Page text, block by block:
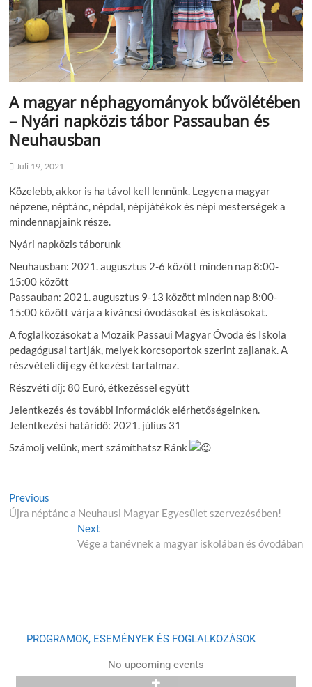
A magyar néphagyományok bűvölétében
– Nyári napközis tábor Passauban és
Neuhausban
Juli 19, 2021
Közelebb, akkor is ha távol kell lennünk. Legyen a magyar
népzene, néptánc, népdal, népijátékok és népi mesterségek a
mindennapjaink része.
Nyári napközis táborunk
Neuhausban: 2021. augusztus 2-6 között minden nap 8:00-
15:00 között
Passauban: 2021. augusztus 9-13 között minden nap 8:00-
15:00 között várja a kíváncsi óvodásokat és iskolásokat.
A foglalkozásokat a Mozaik Passaui Magyar Óvoda és Iskola
pedagógusai tartják, melyek korcsoportok szerint zajlanak. A
részvételi díj egy étkezést tartalmaz.
Részvéti díj: 80 Euró, étkezéssel együtt
Jelentkezés és további információk elérhetőségeinken.
Jelentkezési határidő: 2021. július 31
Számolj velünk, mert számíthatsz Ránk
Previous
Újra néptánc a Neuhausi Magyar Egyesület szervezésében!
Next
Vége a tanévnek a magyar iskolában és óvodában
PROGRAMOK, ESEMÉNYEK ÉS FOGLALKOZÁSOK
No upcoming events